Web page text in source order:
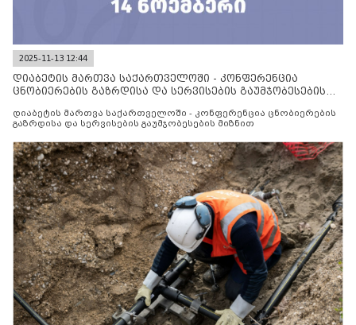
2025-11-13 12:44
დიაბეტის მართვა საქართველოში - კონფერენცია
ცნობიერების გაზრდისა და სერვისების გაუმჯობესების
დიაბეტის მართვა საქართველოში - კონფერენცია ცნობიერების
გაზრდისა და სერვისების გაუმჯობესების მიზნით